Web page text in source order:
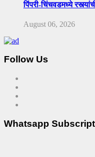
पिंपरी-चिंचवडमध्ये
August 06, 2026
Follow Us
Whatsapp